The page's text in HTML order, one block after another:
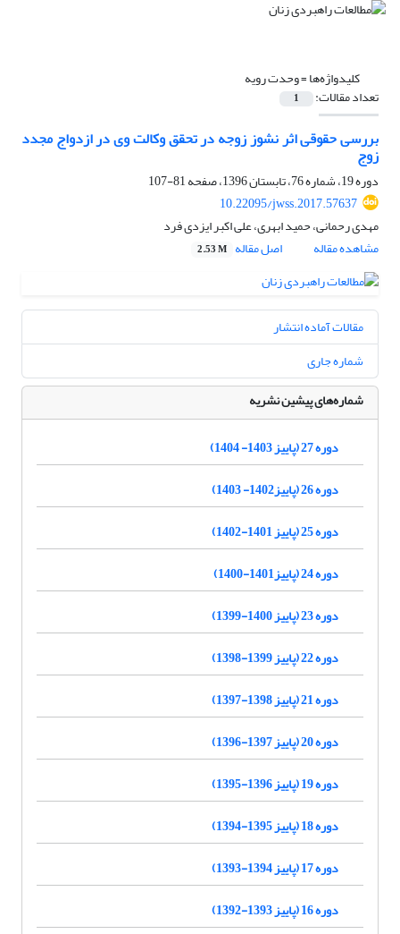
کلیدواژه‌ها =وحدت رویه
تعداد مقالات: 1
بررسی حقوقی اثر نشوز زوجه در تحقق وکالت وی در ازدواج مجدد
زوج
دوره 19، شماره 76، تابستان 1396، صفحه
81-107
10.22095/jwss.2017.57637
مهدی رحمانی، حمید ابهری، علی اکبر ایزدی فرد
مشاهده مقاله
اصل مقاله 2.53 M
مقالات آماده انتشار
شماره جاری
شماره‌های پیشین نشریه
دوره 27 (پاییز 1403- 1404)
دوره 26 (پاییز1402- 1403)
دوره 25 (پاییز 1401-1402)
دوره 24 (پاییز1401-1400)
دوره 23 (پاییز 1400-1399)
دوره 22 (پاییز 1399-1398)
دوره 21 (پاییز 1398-1397)
دوره 20 (پاییز 1397-1396)
دوره 19 (پاییز 1396-1395)
دوره 18 (پاییز 1395-1394)
دوره 17 (پاییز 1394-1393)
دوره 16 (پاییز 1393-1392)